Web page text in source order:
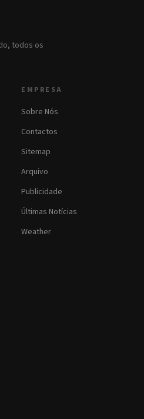
todos os
EMPRESA
Sobre Nós
Contactos
Sitemap
Arquivo
Publicidade
Últimas Notícias
Weather